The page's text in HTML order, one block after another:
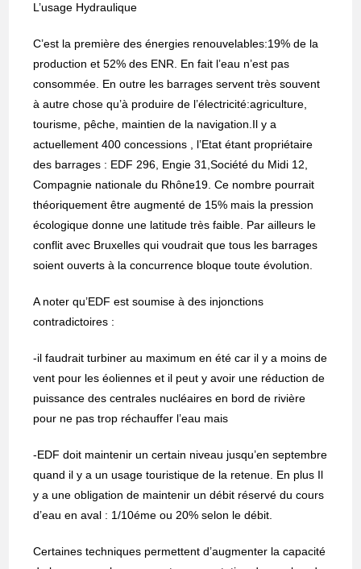
L’usage Hydraulique
C’est la première des énergies renouvelables:19% de la
production et 52% des ENR. En fait l’eau n’est pas
consommée. En outre les barrages servent très souvent
à autre chose qu’à produire de l’électricité:agriculture,
tourisme, pêche, maintien de la navigation.Il y a
actuellement 400 concessions , l’Etat étant propriétaire
des barrages : EDF 296, Engie 31,Société du Midi 12,
Compagnie nationale du Rhône19. Ce nombre pourrait
théoriquement être augmenté de 15% mais la pression
écologique donne une latitude très faible. Par ailleurs le
conflit avec Bruxelles qui voudrait que tous les barrages
soient ouverts à la concurrence bloque toute évolution.
A noter qu’EDF est soumise à des injonctions
contradictoires :
-il faudrait turbiner au maximum en été car il y a moins de
vent pour les éoliennes et il peut y avoir une réduction de
puissance des centrales nucléaires en bord de rivière
pour ne pas trop réchauffer l’eau mais
-EDF doit maintenir un certain niveau jusqu’en septembre
quand il y a un usage touristique de la retenue. En plus Il
y a une obligation de maintenir un débit réservé du cours
d’eau en aval : 1/10éme ou 20% selon le débit.
Certaines techniques permettent d’augmenter la capacité